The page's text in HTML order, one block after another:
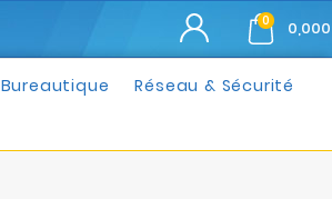
0
Bureautique Réseau & Sécurité